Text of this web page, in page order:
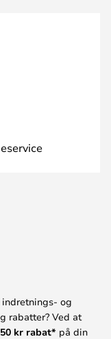
og
rabatter? Ved at
kr rabat* på din